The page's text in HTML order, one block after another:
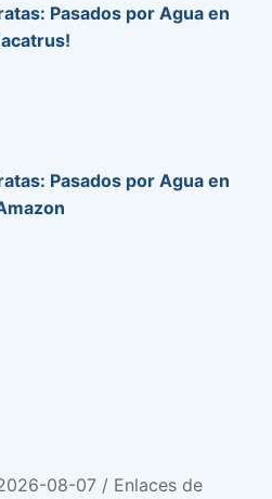
Pasados por Agua en
Pasados por Agua en
08-07 / Enlaces de